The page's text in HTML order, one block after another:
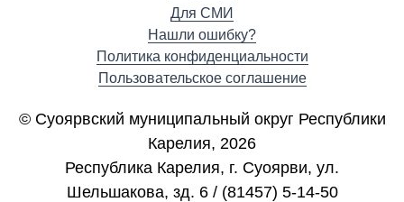
Для СМИ
Нашли ошибку?
Политика конфиденциальности
Пользовательское соглашение
© Суоярвский муниципальный округ Республики
Карелия, 2026
Республика Карелия, г. Cуоярви, ул.
Шельшакова, зд. 6 / (81457) 5-14-50